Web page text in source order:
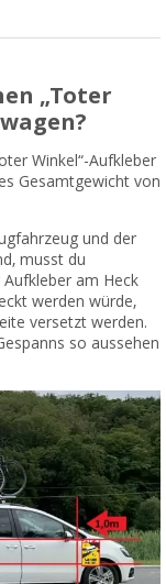
„Toter
Winkel“-Aufkleber
Gesamtgewicht von
und der
musst du
am Heck
werden würde,
versetzt werden.
so aussehen